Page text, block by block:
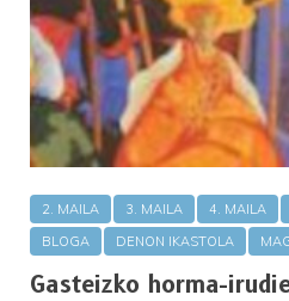
2. MAILA 3. MAILA 4. MAILA
BLOGA
DENON IKASTOLA
Gasteizko horma-